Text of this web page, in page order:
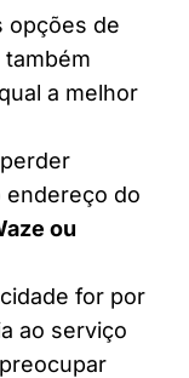
opções de
a melhor
endereço do
ou
for por
ao serviço